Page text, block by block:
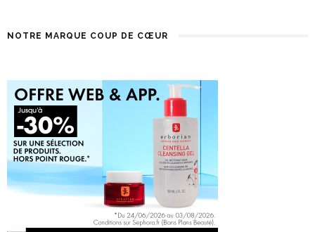
NOTRE MARQUE COUP DE CŒUR